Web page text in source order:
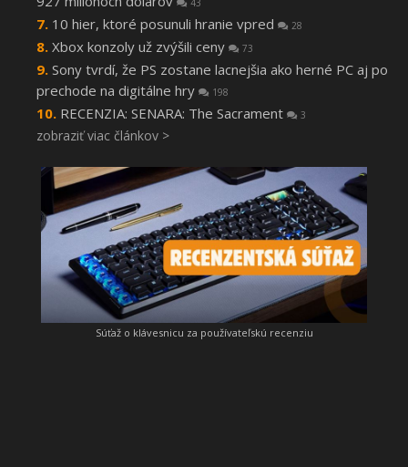
43
10 hier, ktoré posunuli hranie vpred 28
Xbox konzoly už zvýšili ceny 73
Sony tvrdí, že PS zostane lacnejšia ako herné PC aj po
prechode na digitálne hry
198
RECENZIA: SENARA: The Sacrament 3
zobraziť viac článkov >
Súťaž o klávesnicu za používateľskú recenziu